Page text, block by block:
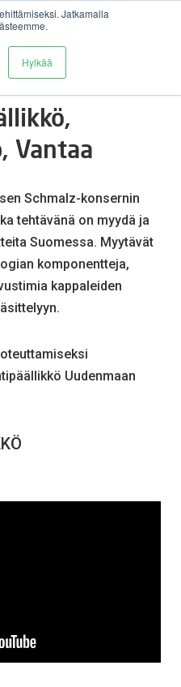
Jatkamalla
Hylkää
Vantaa
Schmalz-konsernin
tehtävänä on myydä ja
Suomessa. Myytävät
komponentteja,
kappaleiden
Uudenmaan